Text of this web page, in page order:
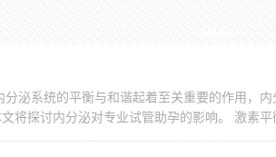
泌系统的平衡与和谐起着至关重要的作用，
将探讨内分泌对专业试管助孕的影响。 激素平